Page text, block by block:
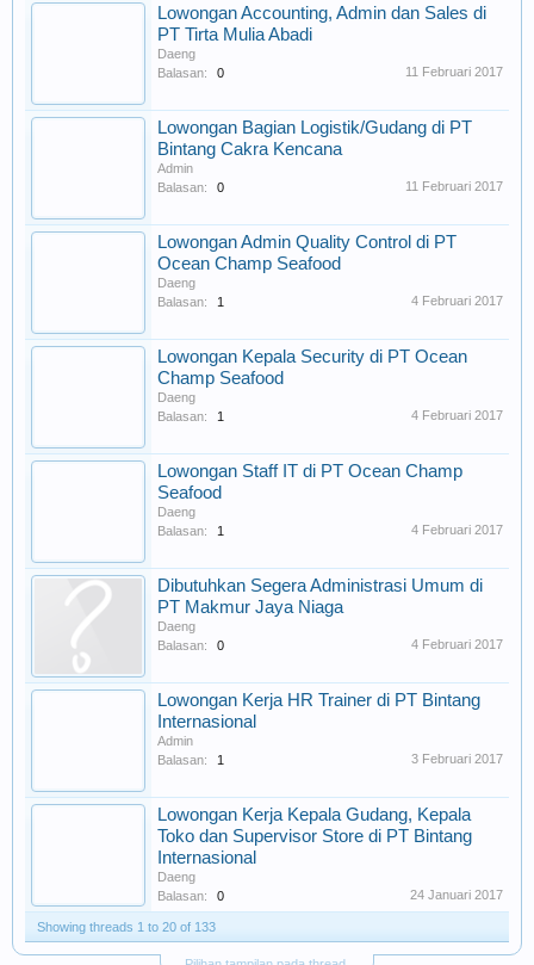
Lowongan Accounting, Admin dan Sales di
PT Tirta Mulia Abadi
Daeng
Balasan:
0 11 Februari 2017
Lowongan Bagian Logistik/Gudang di PT
Bintang Cakra Kencana
Admin
Balasan:
0 11 Februari 2017
Lowongan Admin Quality Control di PT
Ocean Champ Seafood
Daeng
Balasan:
1 4 Februari 2017
Lowongan Kepala Security di PT Ocean
Champ Seafood
Daeng
Balasan:
1 4 Februari 2017
Lowongan Staff IT di PT Ocean Champ
Seafood
Daeng
Balasan:
1 4 Februari 2017
Dibutuhkan Segera Administrasi Umum di
PT Makmur Jaya Niaga
Daeng
Balasan:
0 4 Februari 2017
Lowongan Kerja HR Trainer di PT Bintang
Internasional
Admin
Balasan:
1 3 Februari 2017
Lowongan Kerja Kepala Gudang, Kepala
Toko dan Supervisor Store di PT Bintang
Internasional
Daeng
Balasan:
0 24 Januari 2017
Showing threads 1 to 20 of 133